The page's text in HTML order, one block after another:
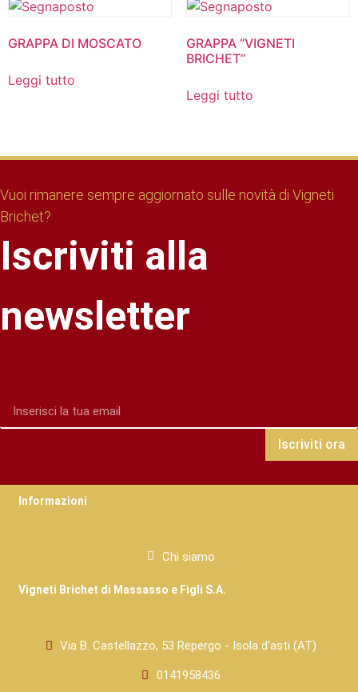
GRAPPA DI MOSCATO
Leggi tutto
GRAPPA “VIGNETI
BRICHET”
Leggi tutto
Vuoi rimanere sempre aggiornato sulle novità di Vigneti
Brichet?
Iscriviti alla
newsletter
Iscriviti ora
Vigneti Brichet di Massasso e Figli S.A.
Via B. Castellazzo, 53 Repergo - Isola d'asti (AT)
0141958436
Informazioni
Chi siamo